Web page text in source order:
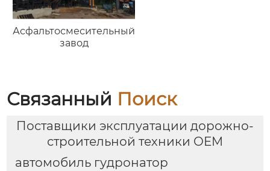
Асфальтосмесительный
завод
Связанный Поиск
Поставщики эксплуатации дорожно-
строительной техники OEM
автомобиль гудронатор